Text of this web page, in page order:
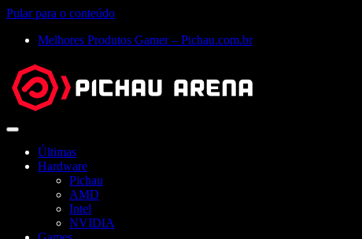
Pular para o conteúdo
Melhores Produtos Gamer – Pichau.com.br
Abrir
Últimas
Hardware
Pichau
AMD
Intel
NVIDIA